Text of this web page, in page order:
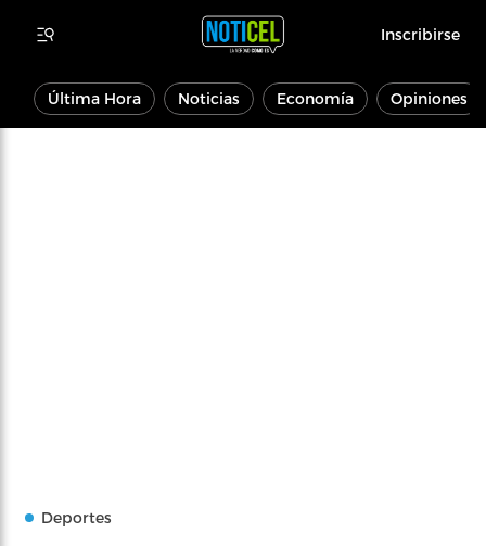
Inscribirse
Última Hora Noticias Economía Opiniones
Deportes